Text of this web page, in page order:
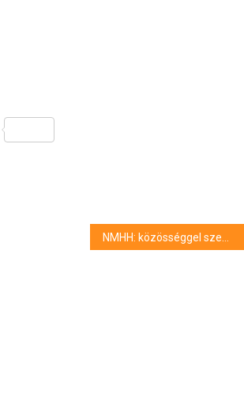
NMHH: közösséggel szembeni kirekesztés miatt bírságolt a Médiatanács